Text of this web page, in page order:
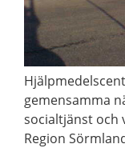
gemensamma
socialtjänst och
Region